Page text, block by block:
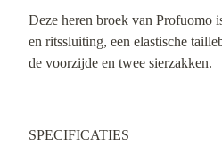
Deze heren broek van Profuomo
en ritssluiting, een elastische
de voorzijde en twee sierzakken.
SPECIFICATIES